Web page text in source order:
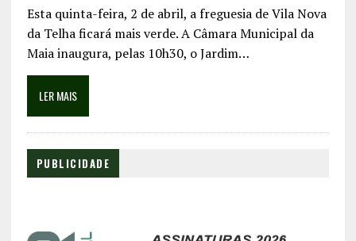
Esta quinta-feira, 2 de abril, a freguesia de Vila Nova
da Telha ficará mais verde. A Câmara Municipal da
Maia inaugura, pelas 10h30, o Jardim…
LER MAIS
PUBLICIDADE